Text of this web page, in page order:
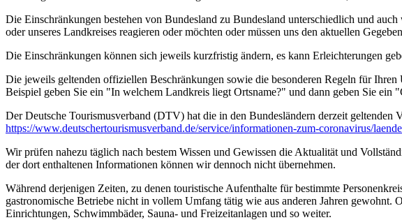
Die Einschränkungen bestehen von Bundesland zu Bundesland unterschiedlich und
oder unseres Landkreises reagieren oder möchten oder müssen uns den aktuellen
Die Einschränkungen können sich jeweils kurzfristig ändern, es kann Erleichterungen
Die jeweils geltenden offiziellen Beschränkungen sowie die besonderen Regeln für
Beispiel geben Sie ein "In welchem Landkreis liegt Ortsname?" und dann geben Sie ein
Der Deutsche Tourismusverband (DTV) hat die in den Bundesländern derzeit geltenden
https://www.deutscher­tourismusverband.de/­service/­informationen-zum-coronavirus/­
Wir prüfen nahezu täglich nach bestem Wissen und Gewissen die Aktualität und
der dort enthaltenen Informationen können wir dennoch nicht übernehmen.
Während derjenigen Zeiten, zu denen touristische Aufenthalte für bestimmte
gastronomische Betriebe nicht in vollem Umfang tätig wie aus anderen Jahren
Einrichtungen, Schwimmbäder, Sauna- und Freizeitanlagen und so weiter.